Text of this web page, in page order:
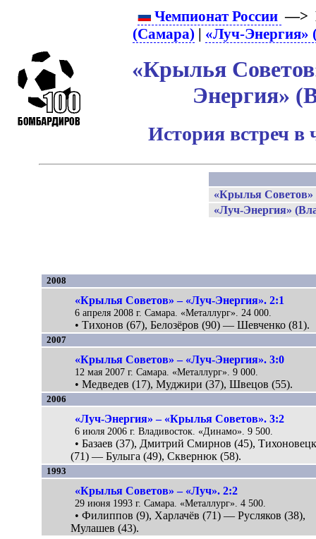
Чемпионат России —>
(Самара) | «Луч-Энергия»
«Крылья
Энергия»
История встреч в
«Крылья
«Луч-Энергия»
2008
«Крылья Советов» – «Луч-Энергия». 2:1
6 апреля 2008 г. Самара. «Металлург». 24 000.
• Тихонов (67), Белозёров (90) — Шевченко (81).
2007
«Крылья Советов» – «Луч-Энергия». 3:0
12 мая 2007 г. Самара. «Металлург». 9 000.
• Медведев (17), Муджири (37), Швецов (55).
2006
«Луч-Энергия» – «Крылья Советов». 3:2
6 июля 2006 г. Владивосток. «Динамо». 9 500.
• Базаев (37), Дмитрий Смирнов (45),
(71) — Булыга (49), Сквернюк (58).
1993
«Крылья Советов» – «Луч». 2:2
29 июня 1993 г. Самара. «Металлург». 4 500.
• Филиппов (9), Харлачёв (71) — Русляков (38),
Мулашев (43).